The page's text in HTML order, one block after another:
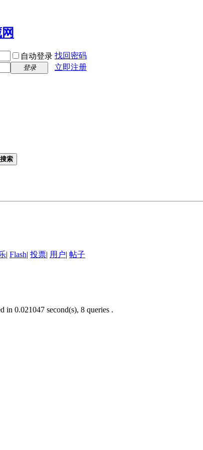
自动登录 找回密码
登录
立即注册
搜索
| Flash| 投票| 用户| 帖子
in 0.021047 second(s), 8 queries .